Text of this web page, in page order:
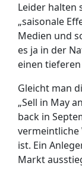
Leider halten
„saisonale
Medien und
es ja in der
einen
Gleicht man
„Sell in May
back in
vermeintliche
ist. Ein
Markt